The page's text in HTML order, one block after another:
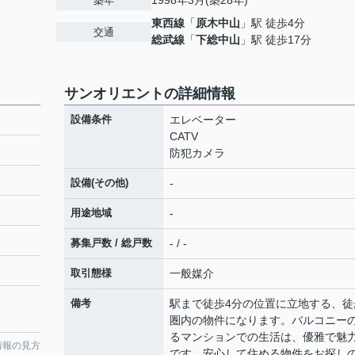
交通
東西線 「原木中山 」駅 徒歩4分
総武線 「下総中山 」駅 徒歩17分
報の見方
サンオリエントの詳細情報
設備条件
エレベーター
CATV
防犯カメラ
設備(その他) -
用途地域 -
募集戸数 / 総戸数 - / -
取引態様 一般媒介
備考
駅まで徒歩4分の位置に立地する、
圏内の物件になります。バルコニー
るマンションでの生活は、優雅で魅